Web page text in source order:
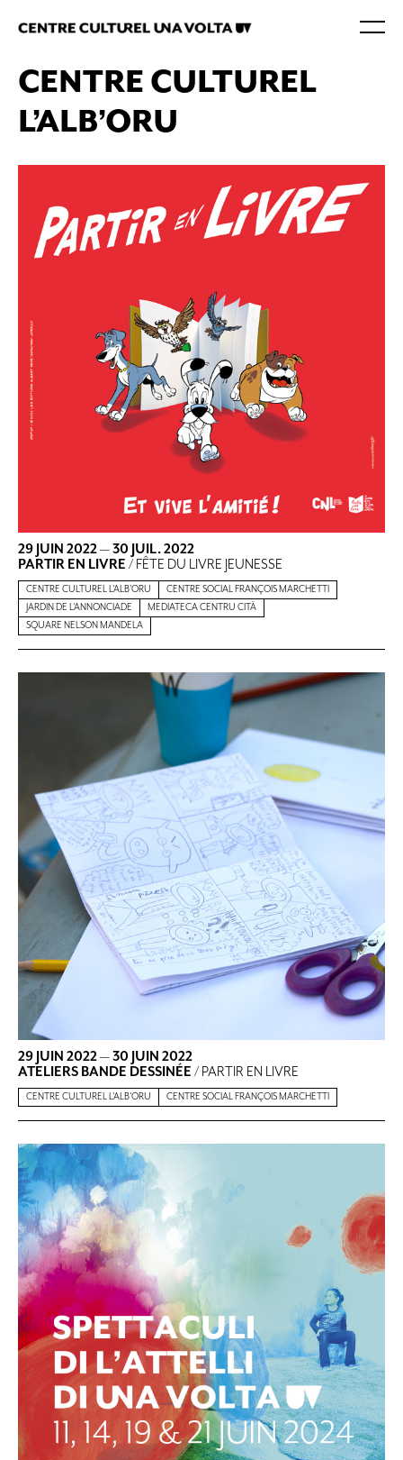
CENTRE CULTUREL
L’ALB’ORU
29 JUIN 2022—30 JUIL. 2022
PARTIR EN LIVRE / FÊTE DU LIVRE JEUNESSE
CENTRE CULTUREL L'ALB'ORU
CENTRE SOCIAL FRANÇOIS MARCHETTI
JARDIN DE L'ANNONCIADE
MEDIATECA CENTRU CITÀ
SQUARE NELSON MANDELA
29 JUIN 2022—30 JUIN 2022
ATELIERS BANDE DESSINÉE / PARTIR EN LIVRE
CENTRE CULTUREL L'ALB'ORU CENTRE SOCIAL FRANÇOIS MARCHETTI